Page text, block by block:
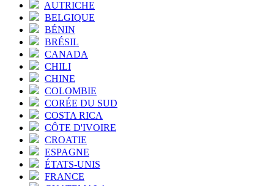
AUTRICHE
BELGIQUE
BÉNIN
BRÉSIL
CANADA
CHILI
CHINE
COLOMBIE
CORÉE DU SUD
COSTA RICA
CÔTE D'IVOIRE
CROATIE
ESPAGNE
ÉTATS-UNIS
FRANCE